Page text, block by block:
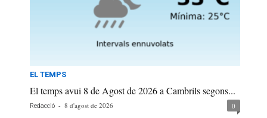
EL TEMPS
El temps avui 8 de Agost de 2026 a Cambrils segons...
Redacció - 8 d'agost de 2026 0